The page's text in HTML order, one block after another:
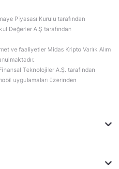
Piyasası Kurulu tarafından
Değerler A.Ş tarafından
ve faaliyetler Midas Kripto Varlık Alım
Teknolojiler A.Ş. tarafından
uygulamaları üzerinden